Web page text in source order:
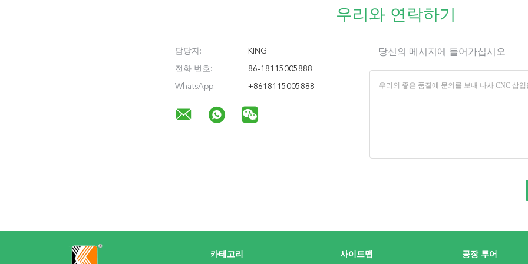
우리와 연락하기
담당자: KING
전화 번호: 86-18115005888
WhatsApp: +8618115005888
당신의 메시지에 들어가십시오
카테고리 사이트맵 공장 투어